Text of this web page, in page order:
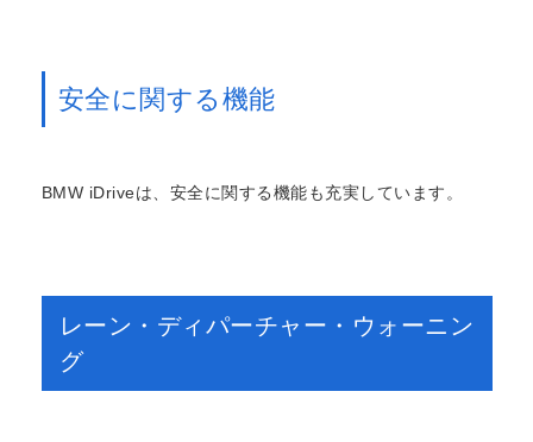
安全に関する機能
BMW iDriveは、安全に関する機能も充実しています。
レーン・ディパーチャー・ウォーニン
グ